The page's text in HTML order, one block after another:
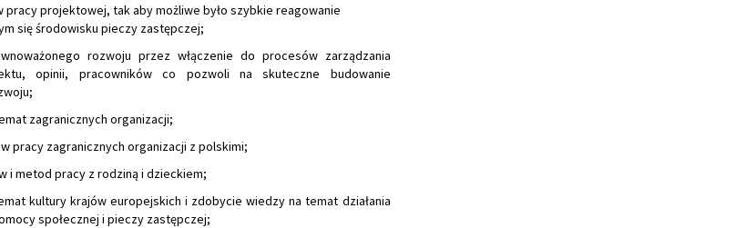
pracy projektowej, tak aby możliwe było szybkie reagowanie
się środowisku pieczy zastępczej;
rozwoju przez włączenie do procesów zarządzania
opinii, pracowników co pozwoli na skuteczne budowanie
zagranicznych organizacji;
pracy zagranicznych organizacji z polskimi;
i metod pracy z rodziną i dzieckiem;
kultury krajów europejskich i zdobycie wiedzy na temat działania
społecznej i pieczy zastępczej;